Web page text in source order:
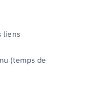
liens
(temps de